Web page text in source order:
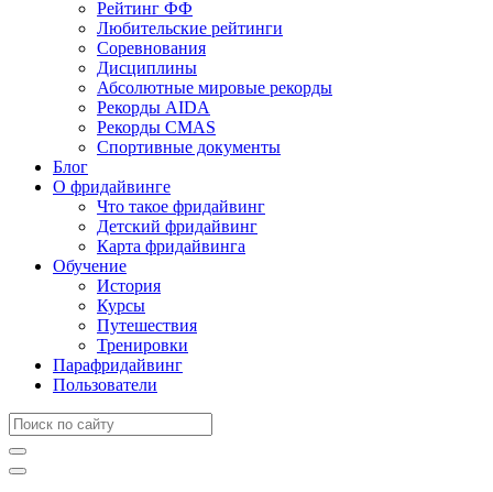
Рейтинг ФФ
Любительские рейтинги
Соревнования
Дисциплины
Абсолютные мировые рекорды
Рекорды AIDA
Рекорды CMAS
Спортивные документы
Блог
О фридайвинге
Что такое фридайвинг
Детский фридайвинг
Карта фридайвинга
Обучение
История
Курсы
Путешествия
Тренировки
Парафридайвинг
Пользователи